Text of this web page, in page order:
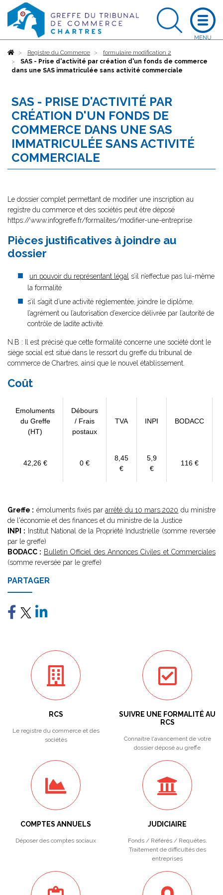
AccueilRegistre du Commerce
formulaire modification 2
SAS - Prise d'activité par création d'un fonds de commerce
dans une SAS immatriculée sans activité commerciale
SAS - PRISE D'ACTIVITÉ PAR
CRÉATION D'UN FONDS DE
COMMERCE DANS UNE SAS
IMMATRICULÉE SANS ACTIVITÉ
COMMERCIALE
Le dossier complet permettant de modifier une inscription au
registre du commerce et des sociétés peut être déposé
https://www.infogreffe.fr/formalites/modifier-une-entreprise
Pièces justificatives à joindre au
dossier
un pouvoir du représentant légal s’il n’effectue pas lui-même
la formalité
s’il s’agit d’une activité réglementée, joindre le diplôme,
l’agrément ou l’autorisation d’exercice délivrée par l’autorité de
contrôle de ladite activité.
N.B : Il est précisé que cette formalité concerne une société dont le
siège social est situé dans le ressort du greffe du tribunal de
commerce de Chartres, ainsi que le nouvel établissement.
Coût
Emoluments
du Greffe
(HT)
Débours
/ Frais
postaux
TVA INPI BODACC
42,26 € 0 €
8,45
€
5,9
€
116 €
Greffe : émoluments fixés pararrêté du 10 mars 2020 du ministre
de l'économie et des finances et du ministre de la Justice
INPI : Institut National de la Propriété Industrielle (somme reversée
par le greffe)
BODACC : Bulletin Officiel des Annonces Civiles et Commerciales
(somme reversée par le greffe)
PARTAGER
RCS
Le registre du commerce et des
sociétés
SUIVRE UNE FORMALITÉ AU
RCS
Connaitre l'avancement de votre
dossier déposé au greffe
COMPTES ANNUELS
Déposer des comptes sociaux
JUDICIAIRE
Fonds / Référés / Requêtes.
Traitement de difficultés des
entreprises